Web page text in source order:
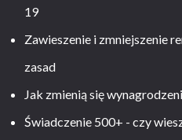
19
Zawieszenie i zmniejszenie
zasad
Jak zmienią się
Świadczenie 500+ - czy